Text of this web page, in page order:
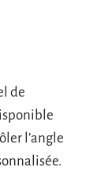
de
l’angle